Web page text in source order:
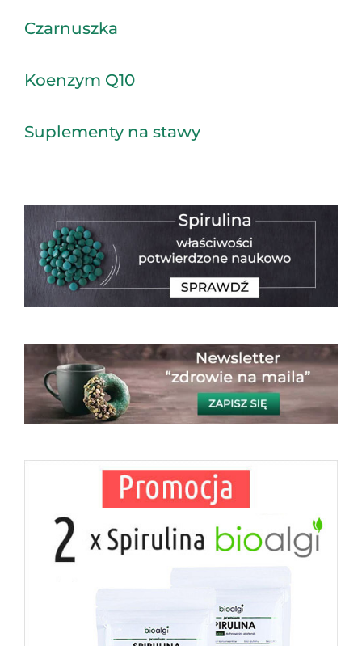
Czarnuszka
Koenzym Q10
Suplementy na stawy